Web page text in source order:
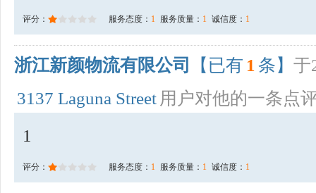
评分： 服务态度： 1 服务质量： 1 诚信度： 1
浙江新颜物流有限公司 【已有 1 条】 于
3137 Laguna Street 用户对他的一条点
1
评分： 服务态度： 1 服务质量： 1 诚信度： 1